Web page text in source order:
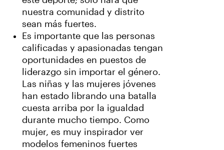
nuestra comunidad y distrito
sean más fuertes.
Es importante que las personas
calificadas y apasionadas tengan
oportunidades en puestos de
liderazgo sin importar el género.
Las niñas y las mujeres jóvenes
han estado librando una batalla
cuesta arriba por la igualdad
durante mucho tiempo. Como
mujer, es muy inspirador ver
modelos femeninos fuertes